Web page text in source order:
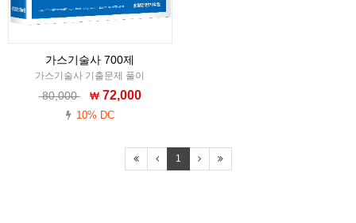
가스기술사 700제
가스기술사 기출문제 풀이
80,000 72,000
10% DC
1